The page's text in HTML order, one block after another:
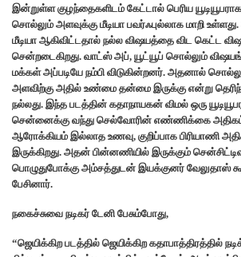
இன்றுள்ள குழந்தைகளிடம் கேட்டால் பெரிய
சொல்லும் அளவுக்கு மீடியா பவர்ஃபுல்லாக மாறி
மீடியா ஆகிவிட்டதால் நல்ல விஷயத்தை விட கெட்ட
சென்றடைகிறது. வாட்ஸ் அப், யூட்யூப் சொல்லும்
மக்கள் அப்படியே நம்பி விடுகின்றனர். அதனால்
அளவிற்கு அதில் உண்மை தன்மை இருக்கு என்று
நல்லது. இந்த படத்தின் கதாநாயகன் விமல் ஒரு
சென்னைக்கு வந்து செல்வோரின் எண்ணிக்கை
ஆரோக்கியம் இல்லாத உணவு, குறிப்பாக பிரியாணி
இருக்கிறது. அதன் பின்னணியில் இருக்கும்
பொழுதுபோக்கு அம்சத்துடன் இயக்குனர் வேலுதாஸ்
பேசினார்.
நகைச்சுவை நடிகர் டேனி பேசும்போது,
“ஜெயிக்கிற படத்தில் ஜெயிக்கிற கதாபாத்திரத்தில்